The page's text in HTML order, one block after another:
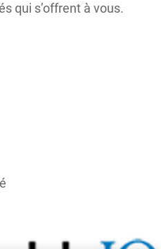
qui s’offrent à vous.